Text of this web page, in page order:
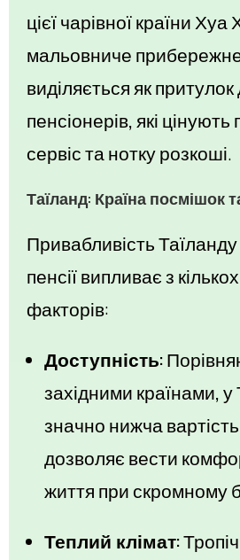
цієї чарівної країни Хуа
мальовниче
виділяється як притулок
пенсіонерів, які
сервіс та нотку розкоші.
Таїланд: Країна посмішок
Привабливість Таїланду
пенсії випливає з
факторів:
Доступність:
західними країнами, у
значно нижча
дозволяє вести
життя при скромному
Теплий клімат: